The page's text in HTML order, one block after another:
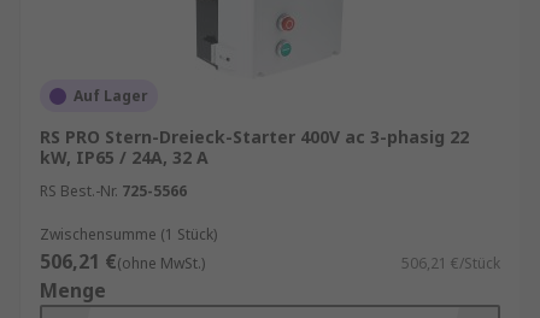
Auf Lager
RS PRO Stern-Dreieck-Starter 400V ac 3-phasig 22
kW, IP65 / 24A, 32 A
RS Best.-Nr. 725-5566
Zwischensumme (1 Stück)
506,21 €(ohne MwSt.) 506,21 €/Stück
Menge